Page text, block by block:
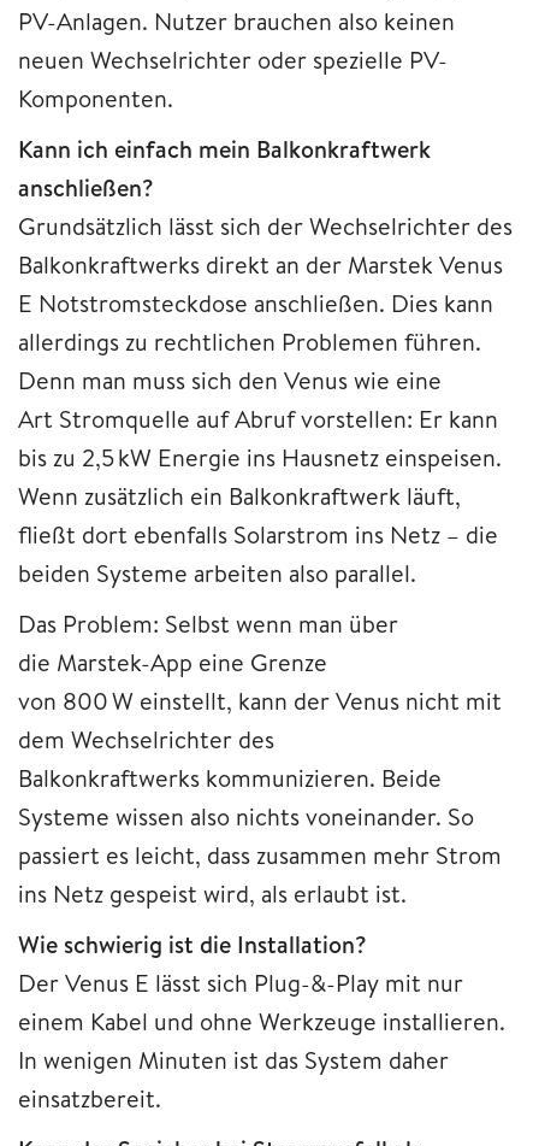
PV-Anlagen. Nutzer brauchen also keinen
neuen Wechselrichter oder spezielle PV-
Komponenten.
Kann ich einfach mein Balkonkraftwerk
anschließen?
Grundsätzlich lässt sich der Wechselrichter des
Balkonkraftwerks direkt an der Marstek Venus
E Notstromsteckdose anschließen. Dies kann
allerdings zu rechtlichen Problemen führen.
Denn man muss sich den Venus wie eine
Art Stromquelle auf Abruf vorstellen: Er kann
bis zu 2,5 kW Energie ins Hausnetz einspeisen.
Wenn zusätzlich ein Balkonkraftwerk läuft,
fließt dort ebenfalls Solarstrom ins Netz – die
beiden Systeme arbeiten also parallel.
Das Problem: Selbst wenn man über
die Marstek-App eine Grenze
von 800 W einstellt, kann der Venus nicht mit
dem Wechselrichter des
Balkonkraftwerks kommunizieren. Beide
Systeme wissen also nichts voneinander. So
passiert es leicht, dass zusammen mehr Strom
ins Netz gespeist wird, als erlaubt ist.
Wie schwierig ist die Installation?
Der Venus E lässt sich Plug-&-Play mit nur
einem Kabel und ohne Werkzeuge installieren.
In wenigen Minuten ist das System daher
einsatzbereit.